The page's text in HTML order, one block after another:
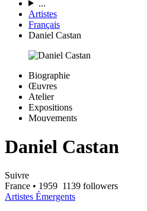
...
Artistes
Français
Daniel Castan
Biographie
Œuvres
Atelier
Expositions
Mouvements
Daniel Castan
Suivre
France • 1959 1139 followers
Artistes Émergents